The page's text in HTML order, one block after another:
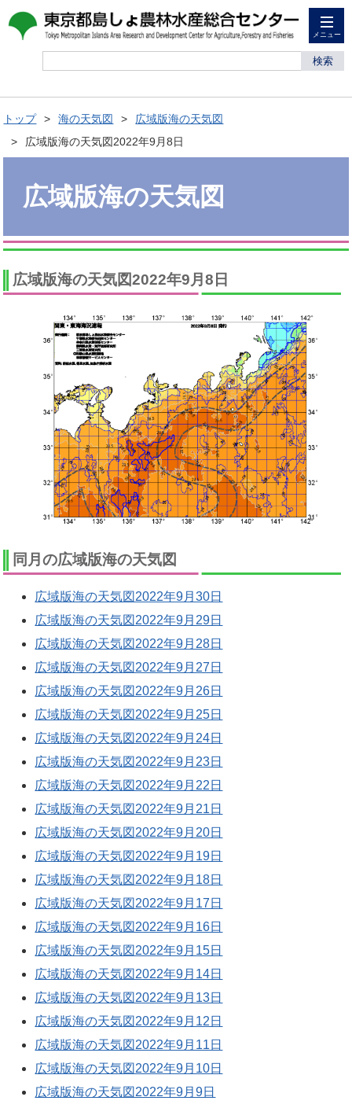
メニュー
検索
トップ 海の天気図
広域版海の天気図
広域版海の天気図2022年9月8日
広域版海の天気図
広域版海の天気図2022年9月8日
同月の広域版海の天気図
広域版海の天気図2022年9月30日
広域版海の天気図2022年9月29日
広域版海の天気図2022年9月28日
広域版海の天気図2022年9月27日
広域版海の天気図2022年9月26日
広域版海の天気図2022年9月25日
広域版海の天気図2022年9月24日
広域版海の天気図2022年9月23日
広域版海の天気図2022年9月22日
広域版海の天気図2022年9月21日
広域版海の天気図2022年9月20日
広域版海の天気図2022年9月19日
広域版海の天気図2022年9月18日
広域版海の天気図2022年9月17日
広域版海の天気図2022年9月16日
広域版海の天気図2022年9月15日
広域版海の天気図2022年9月14日
広域版海の天気図2022年9月13日
広域版海の天気図2022年9月12日
広域版海の天気図2022年9月11日
広域版海の天気図2022年9月10日
広域版海の天気図2022年9月9日